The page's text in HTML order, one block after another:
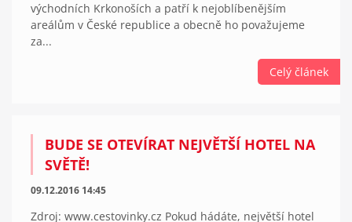
východních Krkonoších a patří k nejoblíbenějším
areálům v České republice a obecně ho považujeme
za...
Celý článek
BUDE SE OTEVÍRAT NEJVĚTŠÍ HOTEL NA
SVĚTĚ!
09.12.2016 14:45
Zdroj: www.cestovinky.cz Pokud hádáte, největší hotel